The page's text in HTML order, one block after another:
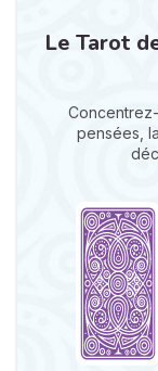
Le Tarot
pensées,